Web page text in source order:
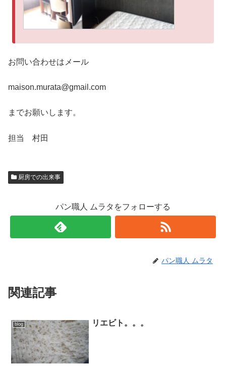
お問い合わせはメール
maison.murata@gmail.com
までお願いします。
担当 村田
厨房での出来事
パン職人 ムラタをフォローする
パン職人 ムラタ
関連記事
blog リエビト。。。